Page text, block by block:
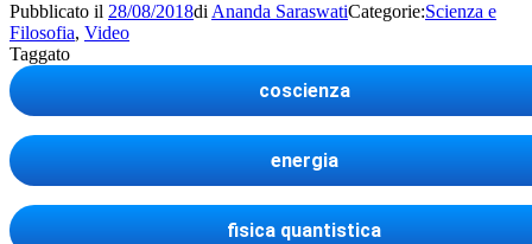
Pubblicato il 28/08/2018di Ananda SaraswatiCategorie:Scienza e
Filosofia, Video
Taggato
coscienza
energia
fisica quantistica